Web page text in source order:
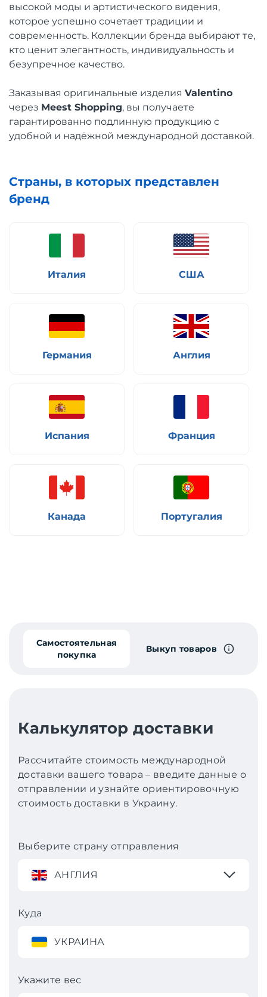
высокой моды и артистического видения,
которое успешно сочетает традиции и
современность. Коллекции бренда выбирают те,
кто ценит элегантность, индивидуальность и
безупречное качество.
Заказывая оригинальные изделия Valentino
через Meest Shopping, вы получаете
гарантированно подлинную продукцию с
удобной и надёжной международной доставкой.
Страны, в которых представлен
бренд
Италия США
Германия Англия
Испания Франция
Канада Португалия
Самостоятельная
покупка
Выкуп товаров
Калькулятор доставки
Рассчитайте стоимость международной
доставки вашего товара – введите данные о
отправлении и узнайте ориентировочную
стоимость доставки в Украину.
Выберите страну отправления
АНГЛИЯ
Куда
УКРАИНА
Укажите вес